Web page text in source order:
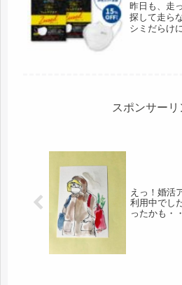
昨日も、走
探して走ら
シミだらけ
スポンサーリ
えっ！婚活
利用中でし
ったかも・